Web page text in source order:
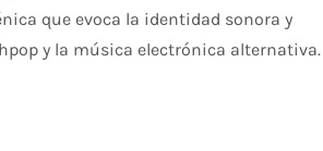
que evoca la identidad sonora y
y la música electrónica alternativa.